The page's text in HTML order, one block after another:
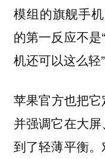
模组的旗舰手
的第一反应不是
机还可以这么轻”
苹果官方也把它
并强调它在大
到了轻薄平衡